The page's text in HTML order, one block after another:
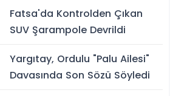
Fatsa'da Kontrolden Çıkan
SUV Şarampole Devrildi
Yargıtay, Ordulu "Palu Ailesi"
Davasında Son Sözü Söyledi